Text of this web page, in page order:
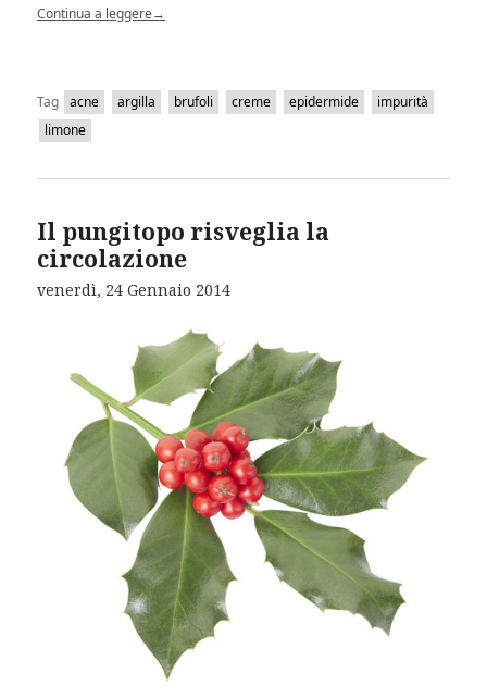
Continua a leggere→
Tag acne argilla brufoli creme epidermide
impurità
limone
Il pungitopo risveglia la
circolazione
venerdì, 24 Gennaio 2014